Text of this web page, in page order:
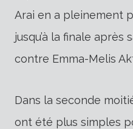
Arai en a pleinement
jusqu’à la finale
contre Emma-Melis
Dans la seconde
ont été plus simples